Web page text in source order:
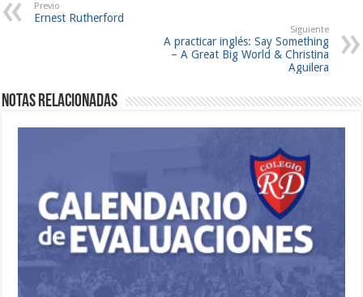
Previo
Ernest Rutherford
Siguiente
A practicar inglés: Say Something
– A Great Big World & Christina
Aguilera
Notas Relacionadas